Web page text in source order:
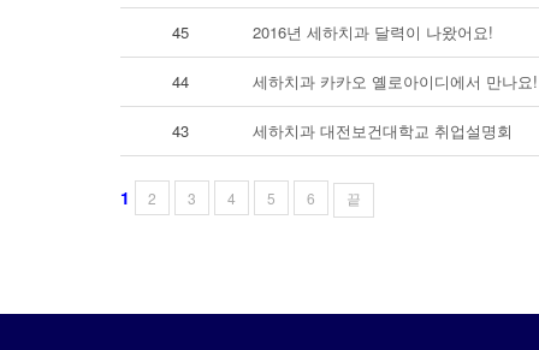
45 2016년 세하치과 달력이 나왔어요!
44 세하치과 카카오 옐로아이디에서 만나요!
43 세하치과 대전보건대학교 취업설명회
1 2 3 4 5 6 끝